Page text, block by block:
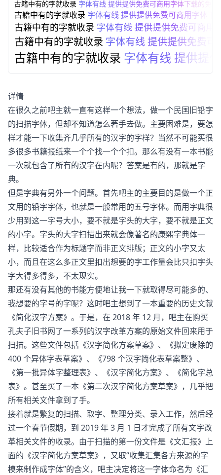
古籍中有的字就收录 字体有线 提供提供免费可商用字体下载的免费
古籍中有的字就收录 字体有线 提供提供免费可商用字体下
古籍中有的字就收录 字体有线 提供提供免费可商用
古籍中有的字就收录 字体有线 提供提供免费
古籍中有的字就收录 字体有线 提供提
详情
在很久之前吧主就一直有这样一个想法，做一个民国旧铅字
的扫描字体，但却不知道怎么著手去做。主要困难是，要怎
样才能一下收集齐几乎所有的汉字的字样？当然不可能买很
多很多书籍报纸来一个个找一个个扣。那么有没有一本书能
一次就包含了所有的汉字在内呢？答案是有的，那就是字
典。
但是字典有另外一个问题。首先吧主的主要目的是做一个正
文用的铅字字体，也就是一般常用的五号字体。而用字典很
少用到这一字号大小，要不就是字头的大字，要不就是正文
的小字。字头的大字扫描出来就会像著名的康熙字典体一
样，比较适合作为标题字而非正文排版；正文的小字又太
小，而且在这么多正文里扣出想要的字工作量会比只扣字头
字大得多得多，不太现实。
那还有没有其他的书能方便地让我一下就取得尽可能多的、
我想要的字号的字呢？这时吧主想到了一本重要的历史文献
《简化汉字方案》。于是，在 2018 年 12 月，吧主在购买
孔夫子旧书网了一系列的汉字改革方案的原始文件回来用于
扫描。这些文件包括《汉字简化方案草案》、《拟定废除的
400 个异体字表草案》、《798 个汉字简化表草案整》、
《第一批异体字整理表》、《汉字简化方案》、《简化字总
表》。甚至买了一本《第二次汉字简化方案草案》，几乎把
所有相关文件拿到了手。
接着就是繁复的扫描、取字、整理分类、录入工作，然后经
过一个春节假期，到 2019 年 3 月 1 日才完成了所有文字改
革相关文件的收录。由于扫描的第一份文件是《文汇报》上
面的《汉字简化方案草案》，又取“收集汇集各方来源的字
模来制作成字体”的含义，吧主决定将这一字体命名为《汇